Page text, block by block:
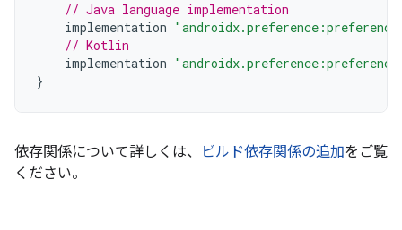
// Java language implementation
implementation
// Kotlin
implementation
}
依存関係について詳しくは、 ビルド依存関係の追加をご覧
ください。